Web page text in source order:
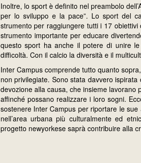
Inoltre, lo sport è definito nel preambolo
per lo sviluppo e la pace”. Lo sport del
strumento per raggiungere tutti i 17
strumento importante per educare
questo sport ha anche il potere di unire
difficoltà. Con il calcio la diversità e il
Inter Campus comprende tutto quanto
non privilegiate. Sono stata davvero
devozione alla causa, che insieme
affinché possano realizzare i loro sogni.
sostenere Inter Campus per riportare le
nell’area urbana più culturalmente ed
progetto newyorkese saprà contribuire alla